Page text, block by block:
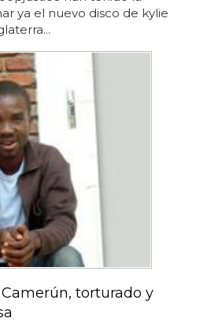
ya el nuevo disco de kylie
torturado y